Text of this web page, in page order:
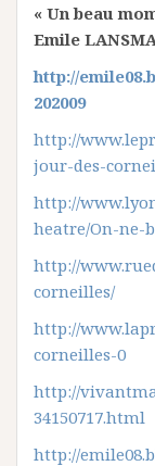
« Un beau
Emile
http://
202009
http://
jour-des-
http://
heatre/On-ne-
http://
corneilles/
http://
corneilles-0
http://
34150717.html
http://